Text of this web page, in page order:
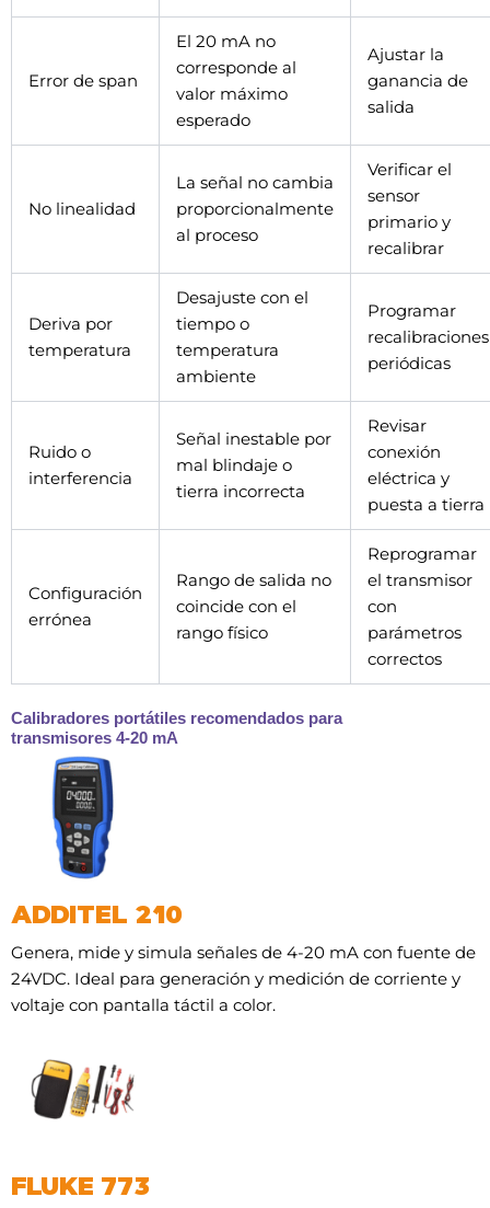
Error de span
El 20 mA no
corresponde al
valor máximo
esperado
Ajustar la
ganancia de
salida
No linealidad
La señal no cambia
proporcionalmente
al proceso
Verificar el
sensor
primario y
recalibrar
Deriva por
temperatura
Desajuste con el
tiempo o
temperatura
ambiente
Programar
recalibraciones
periódicas
Ruido o
interferencia
Señal inestable por
mal blindaje o
tierra incorrecta
Revisar
conexión
eléctrica y
puesta a tierra
Configuración
errónea
Rango de salida no
coincide con el
rango físico
Reprogramar
el transmisor
con
parámetros
correctos
Calibradores portátiles recomendados para
transmisores 4-20 mA
ADDITEL 210
Genera, mide y simula señales de 4-20 mA con fuente de
24VDC. Ideal para generación y medición de corriente y
voltaje con pantalla táctil a color.
FLUKE 773